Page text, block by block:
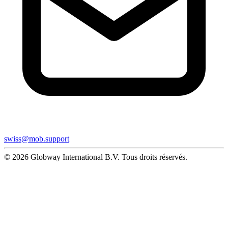
swiss@mob.support
© 2026 Globway International B.V. Tous droits réservés.